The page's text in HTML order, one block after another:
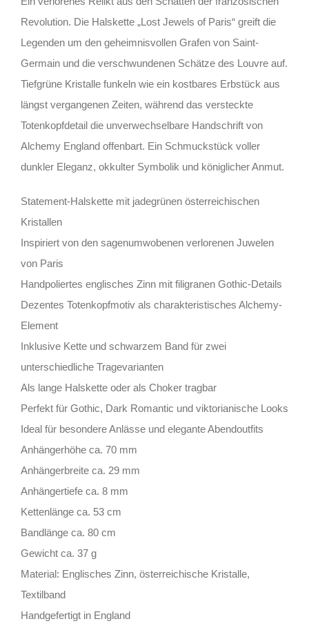
Revolution. Die Halskette „Lost Jewels of Paris“ greift die
Legenden um den geheimnisvollen Grafen von Saint-
Germain und die verschwundenen Schätze des Louvre auf.
Tiefgrüne Kristalle funkeln wie ein kostbares Erbstück aus
längst vergangenen Zeiten, während das versteckte
Totenkopfdetail die unverwechselbare Handschrift von
Alchemy England offenbart. Ein Schmuckstück voller
dunkler Eleganz, okkulter Symbolik und königlicher Anmut.
Statement-Halskette mit jadegrünen österreichischen
Kristallen
Inspiriert von den sagenumwobenen verlorenen Juwelen
von Paris
Handpoliertes englisches Zinn mit filigranen Gothic-Details
Dezentes Totenkopfmotiv als charakteristisches Alchemy-
Element
Inklusive Kette und schwarzem Band für zwei
unterschiedliche Tragevarianten
Als lange Halskette oder als Choker tragbar
Perfekt für Gothic, Dark Romantic und viktorianische Looks
Ideal für besondere Anlässe und elegante Abendoutfits
Anhängerhöhe ca. 70 mm
Anhängerbreite ca. 29 mm
Anhängertiefe ca. 8 mm
Kettenlänge ca. 53 cm
Bandlänge ca. 80 cm
Gewicht ca. 37 g
Material: Englisches Zinn, österreichische Kristalle,
Textilband
Handgefertigt in England